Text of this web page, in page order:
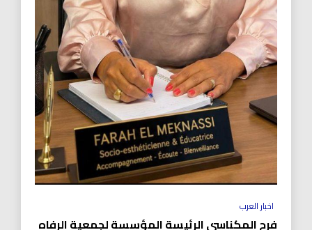
اخبار العرب
فرح المكناسي الرئيسة المؤسسة لجمعية الرفاه